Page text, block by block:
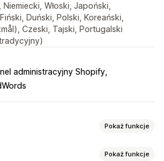
Włoski, Japoński,
Duński, Polski, Koreański,
Czeski, Tajski, Portugalski
administracyjny Shopify
Pokaż funkcje
Pokaż funkcje